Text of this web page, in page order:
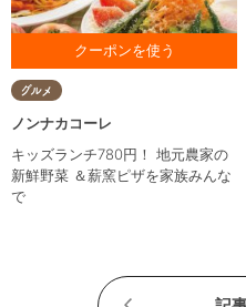
お食事をご利用の方に カタラ
ーナプレゼント ※1クーポンで
最大4名様まで対応
グルメ
ノンナカコーレ
キッズランチ780円！ 地元農家の
新鮮野菜 ＆薪窯ピザを家族みんな
で